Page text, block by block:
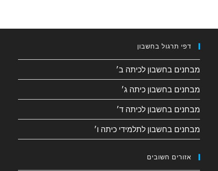
דפי תרגול בחשבון
מבחנים בחשבון לכיתה ב׳
מבחנים בחשבון כיתה ג׳
מבחנים בחשבון לכיתה ד׳
מבחנים בחשבון לתלמידי כיתה ו׳
אזורים חשובים